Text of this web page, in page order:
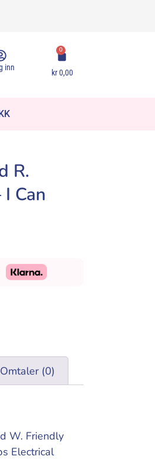
inn
0
kr0,00
R.
Can
Omtaler (0)
W. Friendly
Electrical